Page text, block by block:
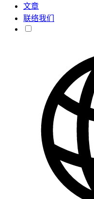
文章
联络我们